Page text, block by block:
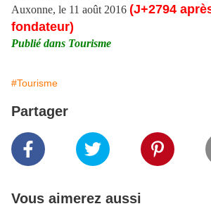
Auxonne, le 11 août 2016 (J+2794
fondateur)
Publié dans Tourisme
#Tourisme
Partager
Vous aimerez aussi